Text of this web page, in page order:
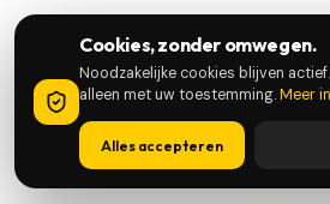
Cookies, zonder omwegen.
Noodzakelijke cookies blijven
alleen met uw toestemming.Meer
Alles accepteren